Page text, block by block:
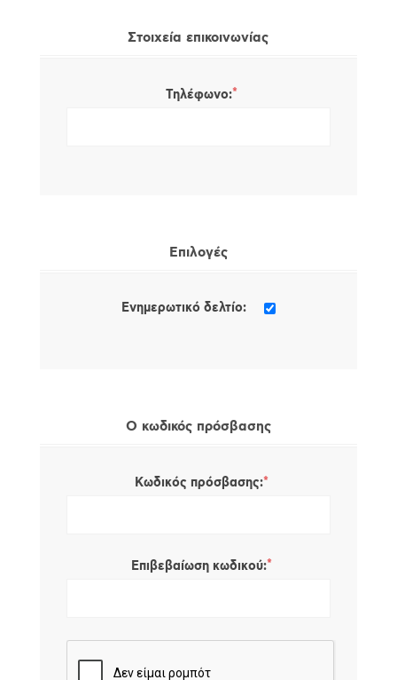
Στοιχεία επικοινωνίας
Τηλέφωνο:*
Επιλογές
Ενημερωτικό δελτίο:
Ο κωδικός πρόσβασης
Κωδικός πρόσβασης:*
Επιβεβαίωση κωδικού:*